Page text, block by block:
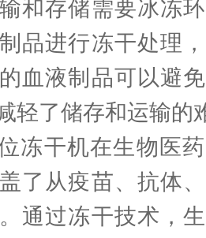
和存储需要冰冻
品进行冻干处理
血液制品可以避
轻了储存和运输的
干机在生物医药
了从疫苗、抗体
通过冻干技术，